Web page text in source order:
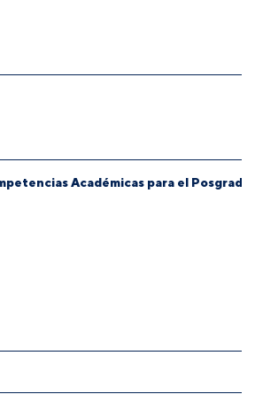
Académicas para el Posgrado